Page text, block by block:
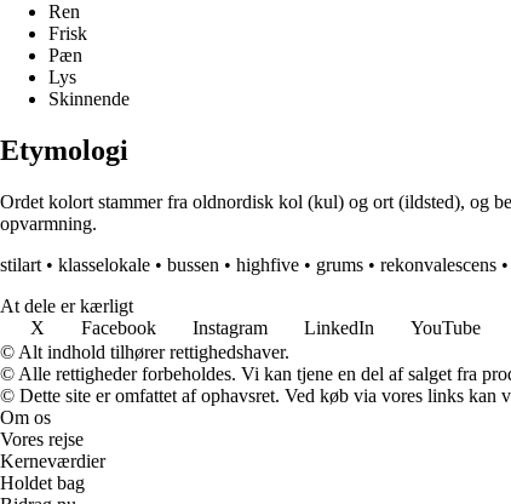
Ren
Frisk
Pæn
Lys
Skinnende
Etymologi
Ordet kolort stammer fra oldnordisk kol (kul) og ort (ildsted), og
opvarmning.
stilart • klasselokale • bussen • highfive • grums • rekonvalescens •
At dele er kærligt
X
Facebook Instagram LinkedIn YouTube
© Alt indhold tilhører rettighedshaver.
© Alle rettigheder forbeholdes. Vi kan tjene en del af salget fra
© Dette site er omfattet af ophavsret. Ved køb via vores links kan
Om os
Vores rejse
Kerneværdier
Holdet bag